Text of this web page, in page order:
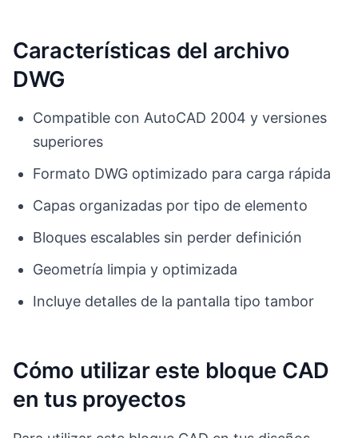
Características del archivo
DWG
Compatible con AutoCAD 2004 y versiones
superiores
Formato DWG optimizado para carga rápida
Capas organizadas por tipo de elemento
Bloques escalables sin perder definición
Geometría limpia y optimizada
Incluye detalles de la pantalla tipo tambor
Cómo utilizar este bloque CAD
en tus proyectos